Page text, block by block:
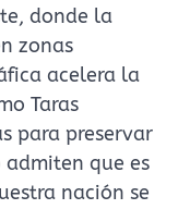
donde la
zonas
acelera la
Taras
para preservar
que es
nación se